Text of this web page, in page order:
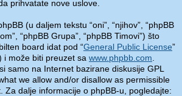
prihvatate nove uslove.
(u daljem tekstu “oni”, “njihov”, “phpBB
“phpBB Grupa”, “phpBB Timovi”) što
board idat pod “General Public License”
i može biti preuzet sa www.phpbb.com
samo na Internet bazirane diskusije GPL
we allow and/or disallow as permissible
Za dalje informacije o phpBB-u, pogledajte: